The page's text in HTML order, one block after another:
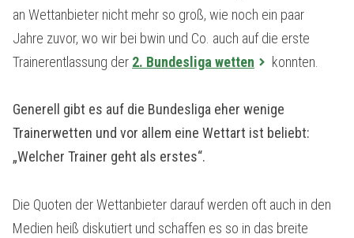
an Wettanbieter nicht mehr so groß, wie noch ein paar
Jahre zuvor, wo wir bei bwin und Co. auch auf die erste
Trainerentlassung der 2. Bundesliga wetten konnten.
Generell gibt es auf die Bundesliga eher wenige
Trainerwetten und vor allem eine Wettart ist beliebt:
„Welcher Trainer geht als erstes“.
Die Quoten der Wettanbieter darauf werden oft auch in den
Medien heiß diskutiert und schaffen es so in das breite